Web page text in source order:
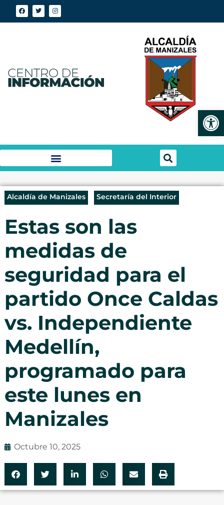
Alcaldía de Manizales Secretaría del Interior
Estas son las
medidas de
seguridad para el
partido Once Caldas
vs. Independiente
Medellín,
programado para
este lunes en
Manizales
Octubre 10, 2025